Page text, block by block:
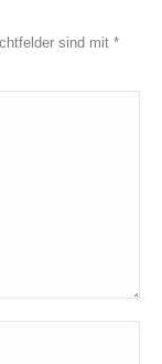
sind mit *